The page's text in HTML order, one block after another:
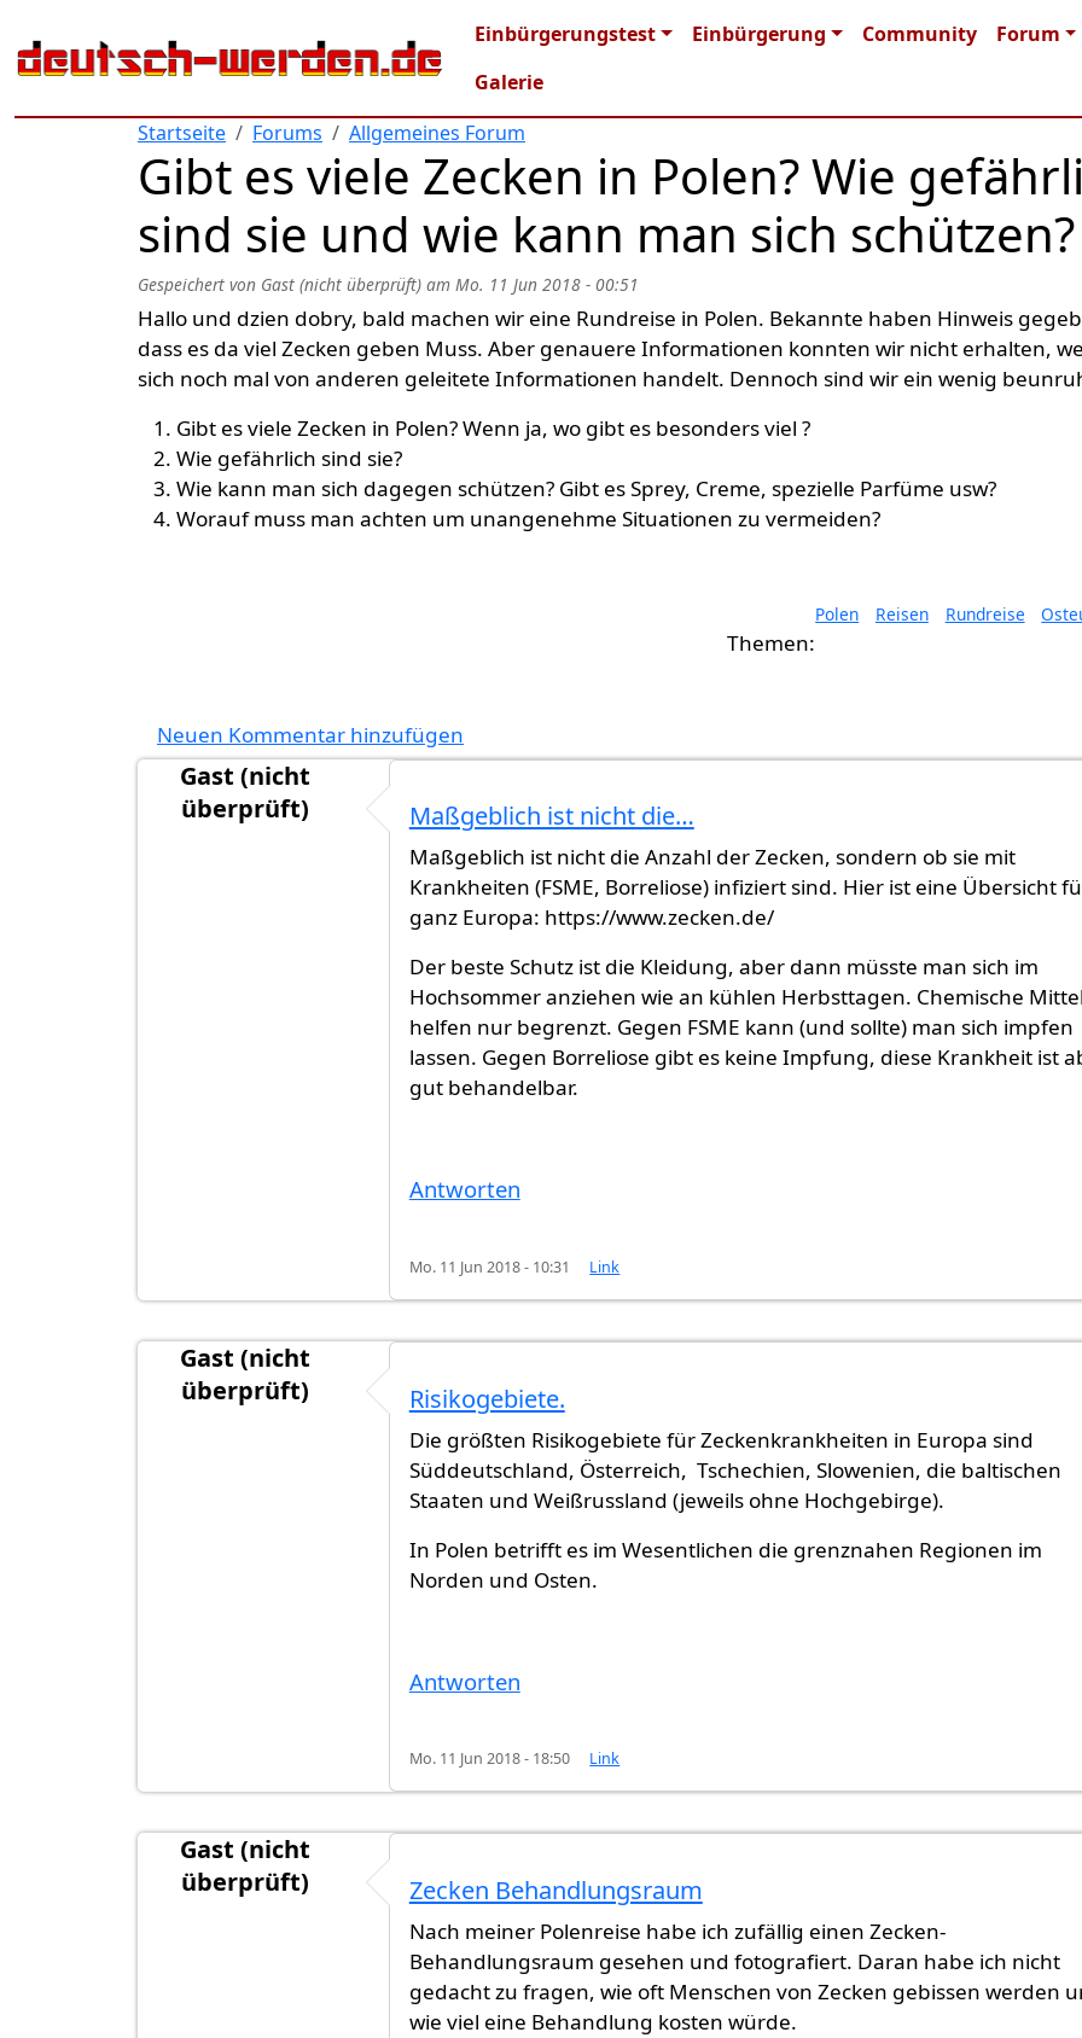
Main navigation
Einbürgerungstest Einbürgerung Community
Forum
Galerie
Startseite
Forums Allgemeines Forum
Gibt es viele Zecken in Polen? Wie
sind sie und wie kann man sich schützen?
Gespeichert von Gast (nicht überprüft) am Mo. 11 Jun 2018 - 00:51
Hallo und dzien dobry, bald machen wir eine Rundreise in Polen. Bekannte haben Hinweis
dass es da viel Zecken geben Muss. Aber genauere Informationen konnten wir nicht erhalten,
sich noch mal von anderen geleitete Informationen handelt. Dennoch sind wir ein wenig
Gibt es viele Zecken in Polen? Wenn ja, wo gibt es besonders viel ?
Wie gefährlich sind sie?
Wie kann man sich dagegen schützen? Gibt es Sprey, Creme, spezielle Parfüme usw?
Worauf muss man achten um unangenehme Situationen zu vermeiden?
Polen Reisen Rundreise
Neuen Kommentar hinzufügen
Gast (nicht
überprüft)
Maßgeblich ist nicht die…
Maßgeblich ist nicht die Anzahl der Zecken, sondern ob sie mit
Krankheiten (FSME, Borreliose) infiziert sind. Hier ist eine Übersicht
ganz Europa: https://www.zecken.de/
Der beste Schutz ist die Kleidung, aber dann müsste man sich im
Hochsommer anziehen wie an kühlen Herbsttagen. Chemische
helfen nur begrenzt. Gegen FSME kann (und sollte) man sich impfen
lassen. Gegen Borreliose gibt es keine Impfung, diese Krankheit ist
gut behandelbar.
Antworten
Mo. 11 Jun 2018 - 10:31 Link
Gast (nicht
überprüft)
Risikogebiete.
Die größten Risikogebiete für Zeckenkrankheiten in Europa sind
Süddeutschland, Österreich, Tschechien, Slowenien, die baltischen
Staaten und Weißrussland (jeweils ohne Hochgebirge).
In Polen betrifft es im Wesentlichen die grenznahen Regionen im
Norden und Osten.
Antworten
Mo. 11 Jun 2018 - 18:50 Link
Gast (nicht
überprüft)
Zecken Behandlungsraum
Nach meiner Polenreise habe ich zufällig einen Zecken-
Behandlungsraum gesehen und fotografiert. Daran habe ich nicht
gedacht zu fragen, wie oft Menschen von Zecken gebissen werden
wie viel eine Behandlung kosten würde.